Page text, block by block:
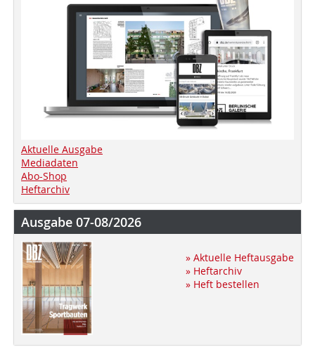
Aktuelle Ausgabe
Mediadaten
Abo-Shop
Heftarchiv
Ausgabe 07-08/2026
» Aktuelle Heftausgabe
» Heftarchiv
» Heft bestellen